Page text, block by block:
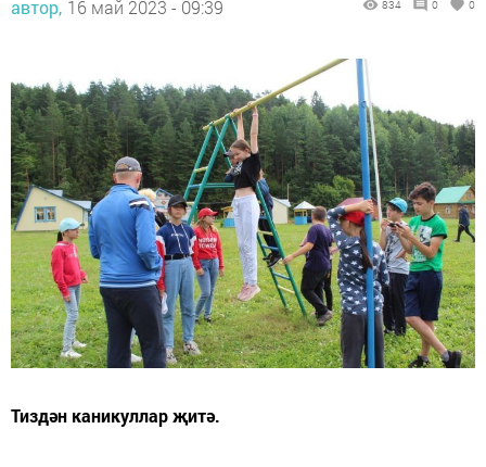
автор, 16 май 2023 - 09:39 834 0 0
Тиздән каникуллар җитә.